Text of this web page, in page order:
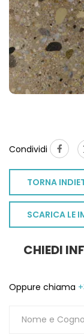
Condividi
TORNA
SCARICA LE
CHIEDI
Oppure chiama